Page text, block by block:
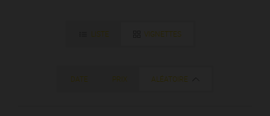
LISTE VIGNETTES
DATE PRIX ALÉATOIRE